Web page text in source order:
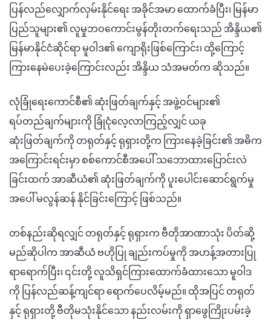
ပြန်လည်လျှောက်လှမ်းနိုင်ရေး အခိုင်အမာ ထောက်ခံပြီး၊ မြန်မာ
ပြည်သူများ၏ လူမှုဘဝကောင်းမွန်တိုးတက်ရေးသည် အိန္ဒိယ၏
မြန်မာနိုင်ငံဆိုင်ရာ မူဝါဒ၏ ကျောရိုးဖြစ်ကြောင်း၊ ထို့ကြောင့်
ကြားနေမဲပေးခဲ့ကြောင်းလည်း အိန္ဒိယ သံအမတ်က ဆိုသည်။
လုံခြုံရေးကောင်စီ၏ ဆုံးဖြတ်ချက်နှင့် အဖွဲ့ဝင်များ၏
ရပ်တည်ချက်များကို ခြုံငုံလေ့လာကြည့်လျှင် ယခု
ဆုံးဖြတ်ချက်ကို တရုတ်နှင့် ရုရှားတို့က ကြားနေခဲ့ခြင်း၏ အဓိက
အကြောင်းရင်းမှာ စစ်ကောင်စီအပေါ် သဘောထားပြောင်းလဲ
ခြင်းထက် အာဆီယံ၏ ဆုံးဖြတ်ချက်ကို ပူးပေါင်းဆောင်ရွက်မှု
အပေါ် မလွန်ဆန် နိုင်ခြင်းကြောင့် ဖြစ်သည်။
တစ်နည်းဆိုရလျှင် တရုတ်နှင့် ရုရှားက ဗီတိုအာဏာသုံး ပိတ်ဆို့
မည်ဆိုပါက အာဆီယံ ဗဟိုပြု ချည်းကပ်မှုကို အဟန့်အတားပြု
ရာရောက်ပြီး၊ ၎င်းတို့ လူသိရှင်ကြားထောက်ခံထားသော မူဝါဒ
ကို ပြန်လည်ဆန့်ကျင်ရာ ရောက်ပေလိမ့်မည်။ ထိုအပြင် တရုတ်
နှင့် ရုရှားတို့ ဗီတိုမသုံးနိုင်သော နည်းလမ်းကို ရှာဖွေကြိုးပမ်းခဲ့